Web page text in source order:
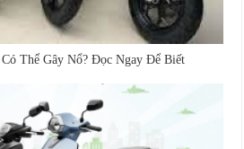
Thể Gây Nổ? Đọc Ngay Để Biết